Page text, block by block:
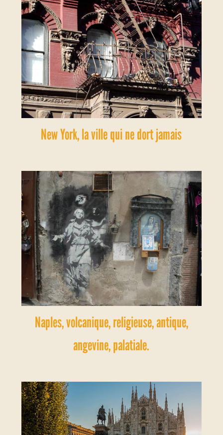
New York, la ville qui ne dort jamais
Naples, volcanique, religieuse, antique,
angevine, palatiale.